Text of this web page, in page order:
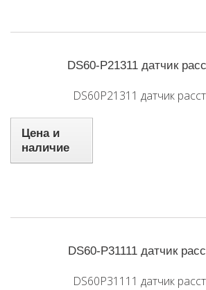
DS60-P21311 датчик
DS60P21311 датчик
Цена и
наличие
DS60-P31111 датчик
DS60P31111 датчик